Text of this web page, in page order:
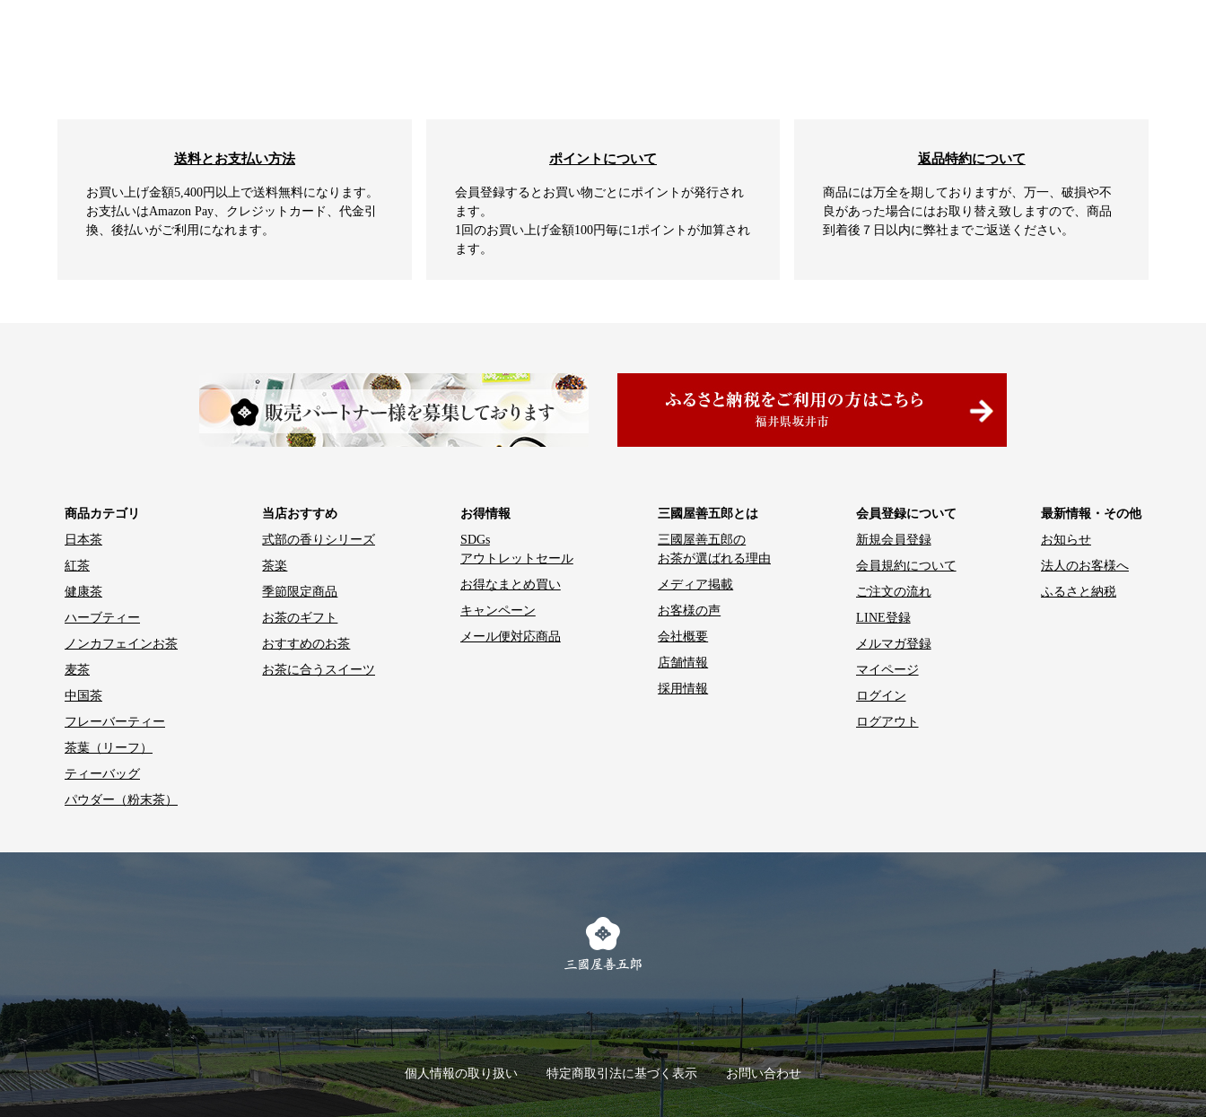
送料とお支払い方法
お買い上げ金額5,400円以上で送料無料になります。
お支払いはAmazon Pay、クレジットカード、代金引
換、後払いがご利用になれます。
ポイントについて
会員登録するとお買い物ごとにポイントが発行され
ます。
1回のお買い上げ金額100円毎に1ポイントが加算され
ます。
返品特約について
商品には万全を期しておりますが、万一、破損や不
良があった場合にはお取り替え致しますので、商品
到着後７日以内に弊社までご返送ください。
商品カテゴリ
日本茶
紅茶
健康茶
ハーブティー
ノンカフェインお茶
麦茶
中国茶
フレーバーティー
茶葉（リーフ）
ティーバッグ
パウダー（粉末茶）
当店おすすめ
式部の香りシリーズ
茶楽
季節限定商品
お茶のギフト
おすすめのお茶
お茶に合うスイーツ
お得情報
SDGs
アウトレットセール
お得なまとめ買い
キャンペーン
メール便対応商品
三國屋善五郎とは
三國屋善五郎の
お茶が選ばれる理由
メディア掲載
お客様の声
会社概要
店舗情報
採用情報
会員登録について
新規会員登録
会員規約について
ご注文の流れ
LINE登録
メルマガ登録
マイページ
ログイン
ログアウト
最新情報・その他
お知らせ
法人のお客様へ
ふるさと納税
個人情報の取り扱い 特定商取引法に基づく表示 お問い合わせ